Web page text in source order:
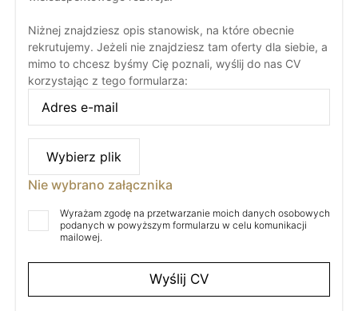
Niżnej znajdziesz opis stanowisk, na które obecnie
rekrutujemy. Jeżeli nie znajdziesz tam oferty dla siebie, a
mimo to chcesz byśmy Cię poznali, wyślij do nas CV
korzystając z tego formularza:
Wybierz plik
Nie wybrano załącznika
Wyrażam zgodę na przetwarzanie moich danych osobowych
podanych w powyższym formularzu w celu komunikacji
mailowej.